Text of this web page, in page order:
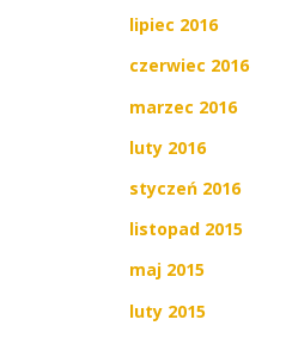
lipiec 2016
czerwiec 2016
marzec 2016
luty 2016
styczeń 2016
listopad 2015
maj 2015
luty 2015